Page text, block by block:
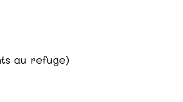
au refuge)